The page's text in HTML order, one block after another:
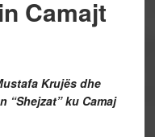
Camajt
Krujës dhe
“Shejzat” ku Camaj